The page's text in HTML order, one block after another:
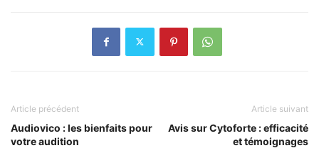
Article précédent
Audiovico : les bienfaits pour
votre audition
Article suivant
Avis sur Cytoforte : efficacité
et témoignages